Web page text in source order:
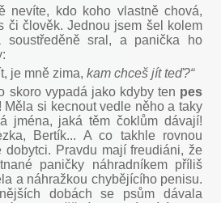
nevíte, kdo koho vlastně chová,
či člověk. Jednou jsem šel kolem
soustředěně sral, a panička ho
je mně zima, kam chceš jít teď?“
skoro vypadá jako kdyby ten pes
si kecnout vedle něho a taky
jména, jaká těm čoklům dávají!
Bertík... A co takhle rovnou
dobytci. Pravdu mají freudiáni, že
paničky náhradníkem příliš
a náhražkou chybějícího penisu.
dobách se psům dávala